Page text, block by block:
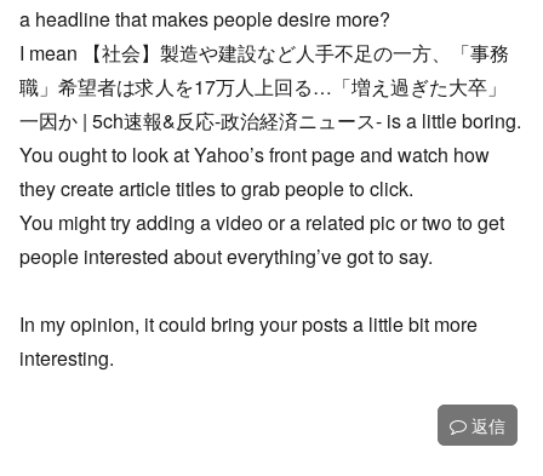
a headline that makes people desire more?
I mean 【社会】製造や建設など人手不足の一方、「事務
職」希望者は求人を17万人上回る…「増え過ぎた大卒」
一因か | 5ch速報&反応-政治経済ニュース- is a little boring.
You ought to look at Yahoo’s front page and watch how
they create article titles to grab people to click.
You might try adding a video or a related pic or two to get
people interested about everything’ve got to say.
In my opinion, it could bring your posts a little bit more
interesting.
返信